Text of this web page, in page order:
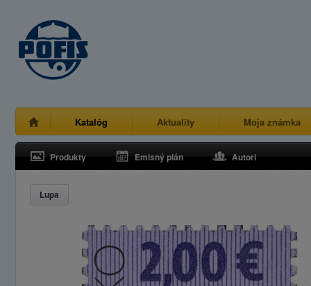
Katalóg Aktuality Moja známka
Produkty Emisný plán Autori
Lupa